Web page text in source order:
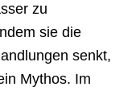
zu
sie die
senkt,
Mythos. Im